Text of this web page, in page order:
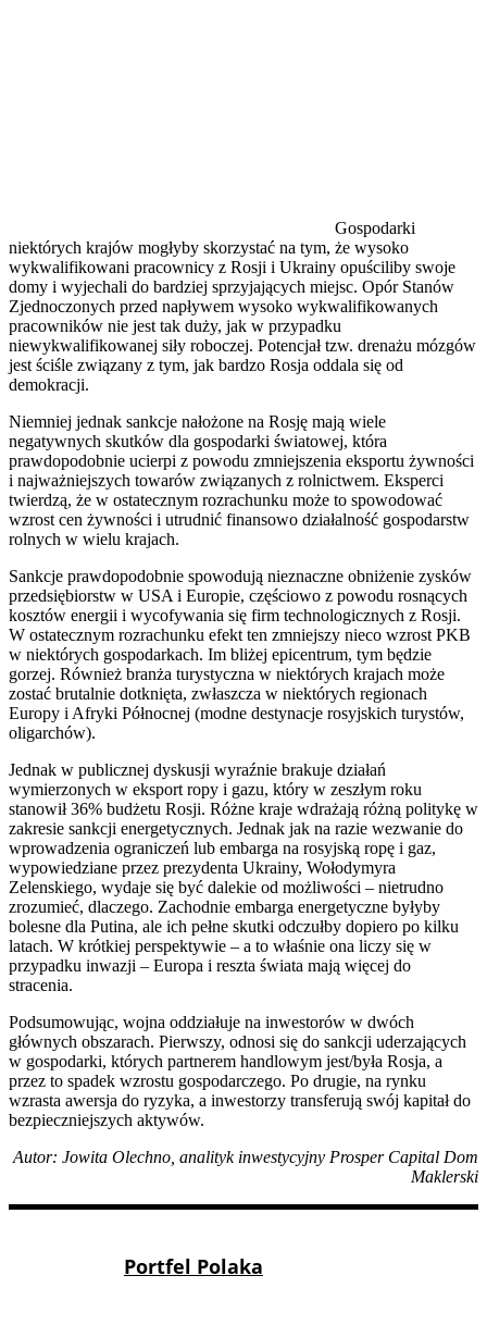
Gospodarki
niektórych krajów mogłyby skorzystać na tym, że wysoko
wykwalifikowani pracownicy z Rosji i Ukrainy opuściliby swoje
domy i wyjechali do bardziej sprzyjających miejsc. Opór Stanów
Zjednoczonych przed napływem wysoko wykwalifikowanych
pracowników nie jest tak duży, jak w przypadku
niewykwalifikowanej siły roboczej. Potencjał tzw. drenażu mózgów
jest ściśle związany z tym, jak bardzo Rosja oddala się od
demokracji.
Niemniej jednak sankcje nałożone na Rosję mają wiele
negatywnych skutków dla gospodarki światowej, która
prawdopodobnie ucierpi z powodu zmniejszenia eksportu żywności
i najważniejszych towarów związanych z rolnictwem. Eksperci
twierdzą, że w ostatecznym rozrachunku może to spowodować
wzrost cen żywności i utrudnić finansowo działalność gospodarstw
rolnych w wielu krajach.
Sankcje prawdopodobnie spowodują nieznaczne obniżenie zysków
przedsiębiorstw w USA i Europie, częściowo z powodu rosnących
kosztów energii i wycofywania się firm technologicznych z Rosji.
W ostatecznym rozrachunku efekt ten zmniejszy nieco wzrost PKB
w niektórych gospodarkach. Im bliżej epicentrum, tym będzie
gorzej. Również branża turystyczna w niektórych krajach może
zostać brutalnie dotknięta, zwłaszcza w niektórych regionach
Europy i Afryki Północnej (modne destynacje rosyjskich turystów,
oligarchów).
Jednak w publicznej dyskusji wyraźnie brakuje działań
wymierzonych w eksport ropy i gazu, który w zeszłym roku
stanowił 36% budżetu Rosji. Różne kraje wdrażają różną politykę w
zakresie sankcji energetycznych. Jednak jak na razie wezwanie do
wprowadzenia ograniczeń lub embarga na rosyjską ropę i gaz,
wypowiedziane przez prezydenta Ukrainy, Wołodymyra
Zelenskiego, wydaje się być dalekie od możliwości – nietrudno
zrozumieć, dlaczego. Zachodnie embarga energetyczne byłyby
bolesne dla Putina, ale ich pełne skutki odczułby dopiero po kilku
latach. W krótkiej perspektywie – a to właśnie ona liczy się w
przypadku inwazji – Europa i reszta świata mają więcej do
stracenia.
Podsumowując, wojna oddziałuje na inwestorów w dwóch
głównych obszarach. Pierwszy, odnosi się do sankcji uderzających
w gospodarki, których partnerem handlowym jest/była Rosja, a
przez to spadek wzrostu gospodarczego. Po drugie, na rynku
wzrasta awersja do ryzyka, a inwestorzy transferują swój kapitał do
bezpieczniejszych aktywów.
Autor: Jowita Olechno, analityk inwestycyjny Prosper Capital Dom
Maklerski
Portfel Polaka